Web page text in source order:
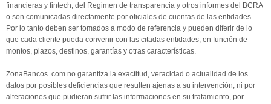
financieras y fintech; del Regimen de transparencia y otros informes del BCRA
o son comunicadas directamente por oficiales de cuentas de las entidades.
Por lo tanto deben ser tomados a modo de referencia y pueden diferir de lo
que cada cliente pueda convenir con las citadas entidades, en función de
montos, plazos, destinos, garantías y otras características.
ZonaBancos .com no garantiza la exactitud, veracidad o actualidad de los
datos por posibles deficiencias que resulten ajenas a su intervención, ni por
alteraciones que pudieran sufrir las informaciones en su tratamiento, por